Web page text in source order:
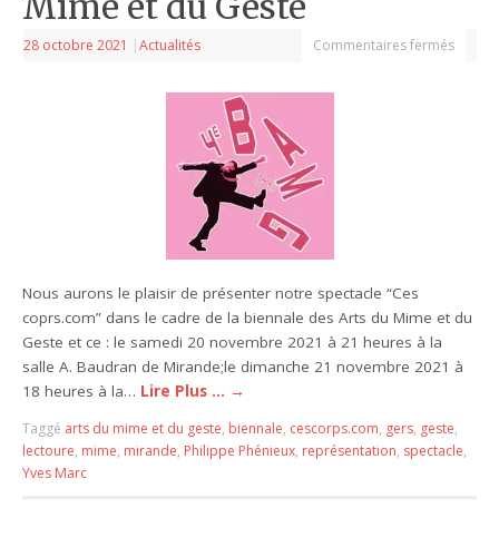
28 octobre 2021 |Actualités Commentaires fermés
Nous aurons le plaisir de présenter notre spectacle “Ces
coprs.com” dans le cadre de la biennale des Arts du Mime et du
Geste et ce : le samedi 20 novembre 2021 à 21 heures à la
salle A. Baudran de Mirande;le dimanche 21 novembre 2021 à
18 heures à la… Lire Plus … →
Taggé arts du mime et du geste, biennale, cescorps.com, gers, geste,
lectoure, mime, mirande, Philippe Phénieux, représentation, spectacle,
Yves Marc